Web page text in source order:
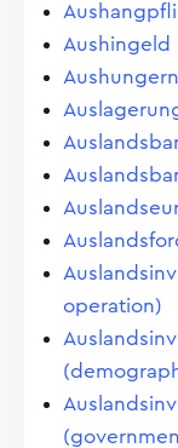
Aushingeld
operation)